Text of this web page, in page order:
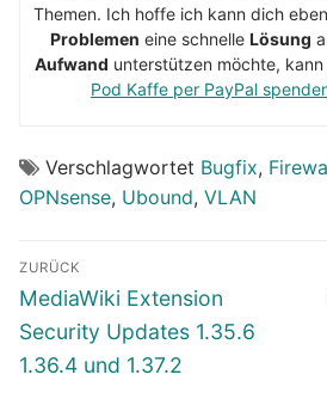
Themen. Ich hoffe ich kann dich
Problemen eine schnelle Lösung
Aufwand unterstützen möchte,
Pod Kaffe per PayPal
Verschlagwortet Bugfix,
OPNsense, Ubound, VLAN
Beitragsnavigation
ZURÜCK
Vorheriger
Beitrag:
MediaWiki Extension
Security Updates 1.35.6
1.36.4 und 1.37.2